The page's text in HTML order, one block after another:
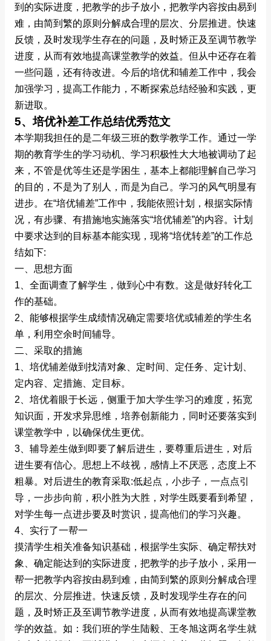
到的实际进度，把教学的步子放小，把教学内容按由易到
难，由简到繁的原则分解成合理的层次、分层推进。快速
反馈，及时发现学生存在的问题，及时矫正及至调节教学
进度，从而有效地提高课堂教学的效益。但从中还存在着
一些问题，还有待改进。今后的培优和辅差工作中，我会
加强学习，提高工作能力，不断探索总结经验和实践，更
新进取。
5、培优补差工作总结优秀范文
本学期我担任的是二年级三班的数学教学工作。通过一学
期的教育学生的学习动机、学习积极性大大地被调动了起
来，不管是优等生还是学困生，基本上都能理解自己学习
的目的，不是为了别人，而是为自己。学习的风气明显有
进步。在“培优辅差”工作中，我能依照计划，根据实际情
况，有步骤、有措施地实施落实“培优辅差”的内容。计划
中要求达到的目标基本能实现，现将“培优转差”的工作总
结如下:
一、思想方面
1、全面调查了解学生，做到心中有数。这是做好转化工
作的基础。
2、能够根据学生成绩情况确定需要培优或辅差的学生名
单，利用空余时间辅导。
二、采取的措施
1、培优辅差做到找清对象、定时间、定任务、定计划、
定内容、定措施、定目标。
2、培优着眼于长远，侧重于加大学生学习的难度，拓宽
知识面，开发求异思维，培养创新能力，同时还要落实到
课堂教学中，以确保优生更优。
3、辅导差生做到即要了解后进生，要尊重后进生，对后
进生要有信心。思想上不歧视，感情上不厌恶，态度上不
粗暴。对后进生的教育采取:低起点，小步子，一点点引
导，一步步向前，积小胜为大胜，对学生既要看到希望，
对学生每一点进步要及时赏识，提高他们的学习兴趣。
4、实行了一帮一
摸清学生相关准备知识基础，根据学生实际、确定帮扶对
象、确定能达到的实际进度，把教学的步子放小，采用一
帮一把教学内容按由易到难，由简到繁的原则分解成合理
的层次、分层推进。快速反馈，及时发现学生存在的问
题，及时矫正及至调节教学进度，从而有效地提高课堂教
学的效益。如：我们班的学生陆毅、王冬旭这两名学生就